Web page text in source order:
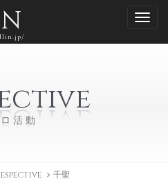
活動
千聖